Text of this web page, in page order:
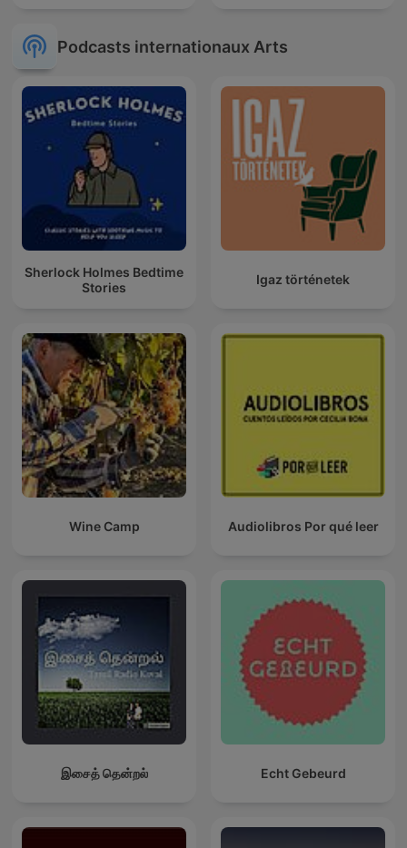
Podcasts internationaux Arts
Sherlock Holmes Bedtime
Stories
Igaz történetek
Wine Camp Audiolibros Por qué leer
இசைத் தென்றல் Echt Gebeurd